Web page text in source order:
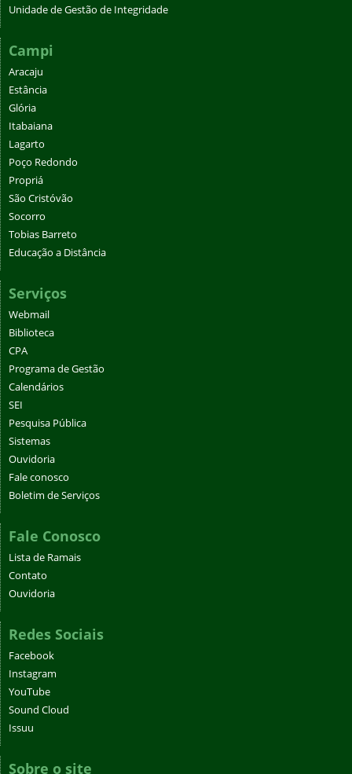
Unidade de Gestão de Integridade
Campi
Aracaju
Estância
Glória
Itabaiana
Lagarto
Poço Redondo
Propriá
São Cristóvão
Socorro
Tobias Barreto
Educação a Distância
Serviços
Webmail
Biblioteca
CPA
Programa de Gestão
Calendários
SEI
Pesquisa Pública
Sistemas
Ouvidoria
Fale conosco
Boletim de Serviços
Fale Conosco
Lista de Ramais
Contato
Ouvidoria
Redes Sociais
Facebook
Instagram
YouTube
Sound Cloud
Issuu
Sobre o site